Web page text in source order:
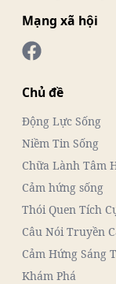
Mạng xã hội
Chủ đề
Động Lực Sống
Niềm Tin Sống
Chữa Lành Tâm
Cảm hứng sống
Thói Quen Tích
Câu Nói Truyền
Cảm Hứng Sáng
Khám Phá